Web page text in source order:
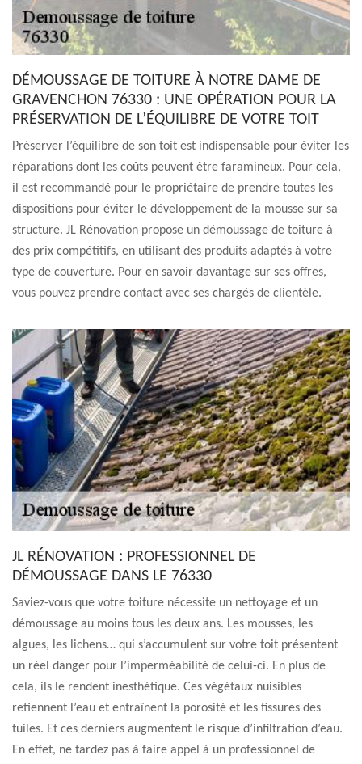
DÉMOUSSAGE DE TOITURE À NOTRE DAME DE
GRAVENCHON 76330 : UNE OPÉRATION POUR LA
PRÉSERVATION DE L’ÉQUILIBRE DE VOTRE TOIT
Préserver l’équilibre de son toit est indispensable pour éviter les
réparations dont les coûts peuvent être faramineux. Pour cela,
il est recommandé pour le propriétaire de prendre toutes les
dispositions pour éviter le développement de la mousse sur sa
structure. JL Rénovation propose un démoussage de toiture à
des prix compétitifs, en utilisant des produits adaptés à votre
type de couverture. Pour en savoir davantage sur ses offres,
vous pouvez prendre contact avec ses chargés de clientèle.
JL RÉNOVATION : PROFESSIONNEL DE
DÉMOUSSAGE DANS LE 76330
Saviez-vous que votre toiture nécessite un nettoyage et un
démoussage au moins tous les deux ans. Les mousses, les
algues, les lichens… qui s’accumulent sur votre toit présentent
un réel danger pour l’imperméabilité de celui-ci. En plus de
cela, ils le rendent inesthétique. Ces végétaux nuisibles
retiennent l’eau et entraînent la porosité et les fissures des
tuiles. Et ces derniers augmentent le risque d’infiltration d’eau.
En effet, ne tardez pas à faire appel à un professionnel de